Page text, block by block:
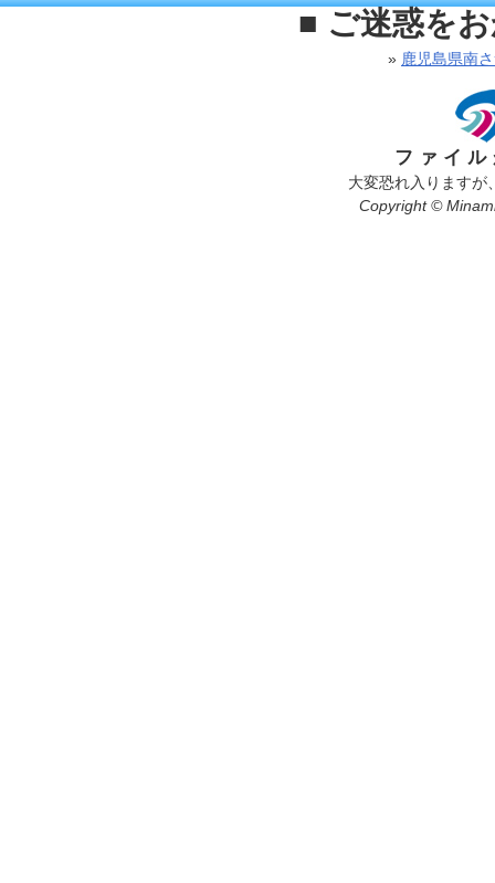
■ ご迷惑を
» 鹿児島県南
ファイ
大変恐れ入りますが
Copyright ©